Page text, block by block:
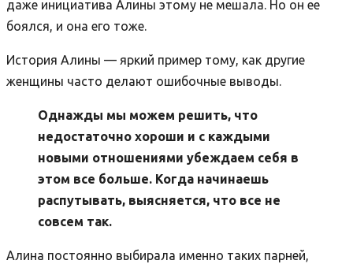
даже инициатива Алины этому не мешала. Но он ее
боялся, и она его тоже.
История Алины — яркий пример тому, как другие
женщины часто делают ошибочные выводы.
Однажды мы можем решить, что
недостаточно хороши и с каждыми
новыми отношениями убеждаем себя в
этом все больше. Когда начинаешь
распутывать, выясняется, что все не
совсем так.
Алина постоянно выбирала именно таких парней,